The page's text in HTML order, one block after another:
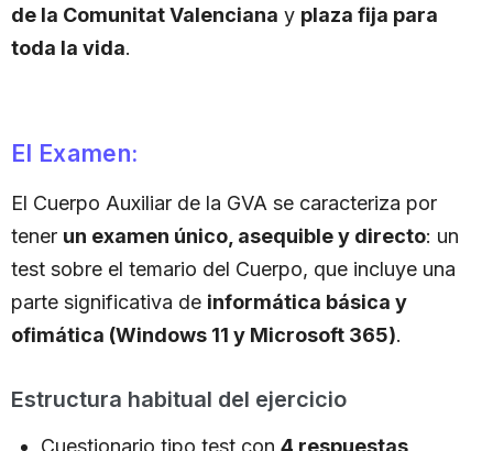
de la Comunitat Valenciana y plaza fija para
toda la vida.
El Examen:
El Cuerpo Auxiliar de la GVA se caracteriza por
tener un examen único, asequible y directo: un
test sobre el temario del Cuerpo, que incluye una
parte significativa de informática básica y
ofimática (Windows 11 y Microsoft 365).
Estructura habitual del ejercicio